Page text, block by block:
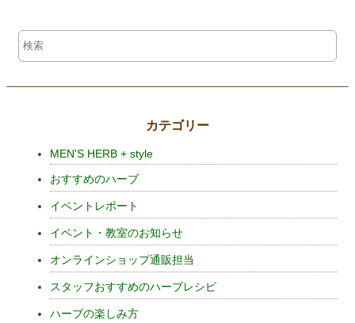
カテゴリー
MEN'S HERB + style
おすすめのハーブ
イベントレポート
イベント・教室のお知らせ
オンラインショップ通販担当
スタッフおすすめのハーブレシピ
ハーブの楽しみ方